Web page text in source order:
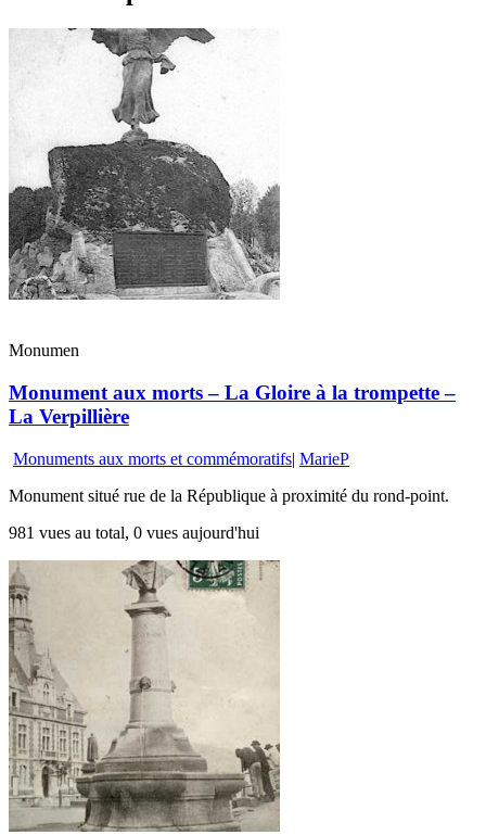
Monumen
Monument aux morts – La Gloire à la trompette –
La Verpillière
Monuments aux morts et commémoratifs| MarieP
Monument situé rue de la République à proximité du rond-point.
981 vues au total, 0 vues aujourd'hui